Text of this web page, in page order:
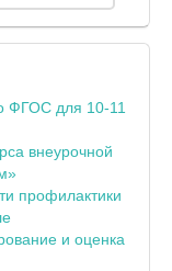
ФГОС для 10-11
внеурочной
профилактики
и оценка